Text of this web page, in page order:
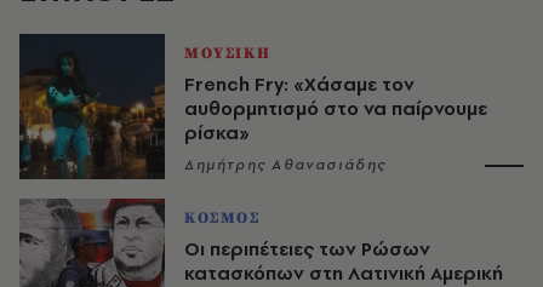
ΜΟΥΣΙΚΗ
French Fry: «Χάσαμε τον
αυθορμητισμό στο να παίρνουμε
ρίσκα»
Δημήτρης Αθανασιάδης
ΚΟΣΜΟΣ
Οι περιπέτειες των Ρώσων
κατασκόπων στη Λατινική Αμερική